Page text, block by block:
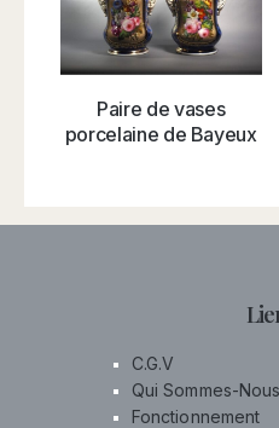
Paire de vases
porcelaine de Bayeux
C.G.V
Qui Sommes-
Fonctionnement